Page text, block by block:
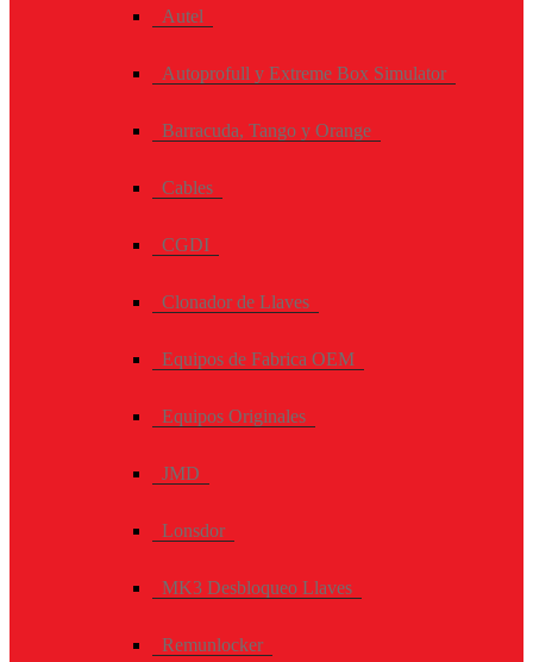
Autel
Autoprofull y Extreme Box Simulator
Barracuda, Tango y Orange
Cables
CGDI
Clonador de Llaves
Equipos de Fabrica OEM
Equipos Originales
JMD
Lonsdor
MK3 Desbloqueo Llaves
Remunlocker